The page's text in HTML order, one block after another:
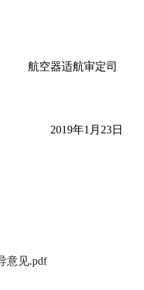
航空器适航审定司
2019年1月23日
意见.pdf